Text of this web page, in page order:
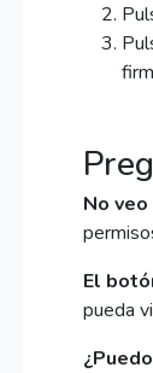
No
El
pueda